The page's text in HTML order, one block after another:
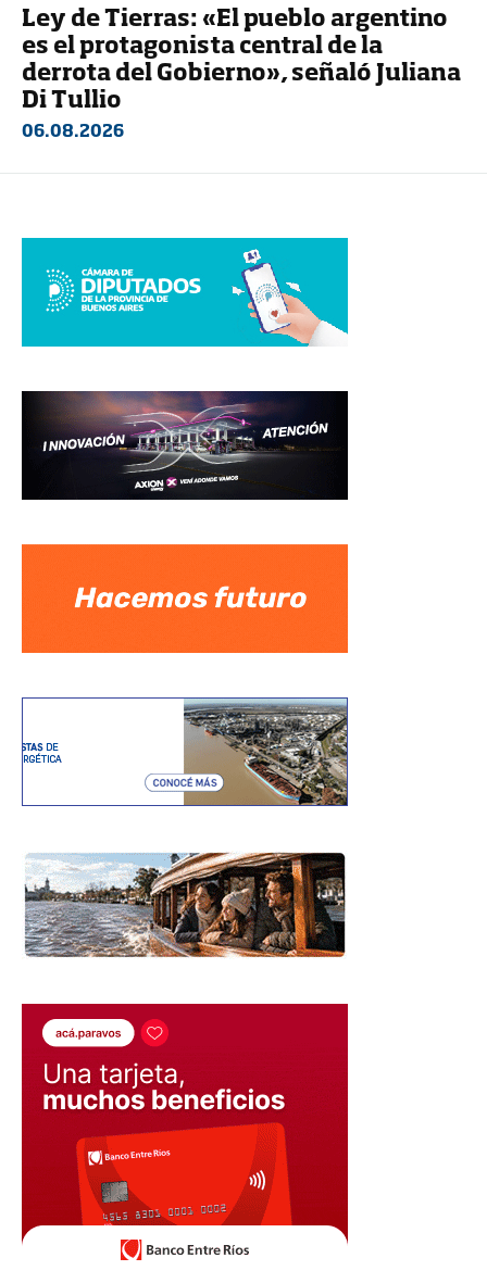
Ley de Tierras: «El pueblo argentino
es el protagonista central de la
derrota del Gobierno», señaló Juliana
Di Tullio
06.08.2026